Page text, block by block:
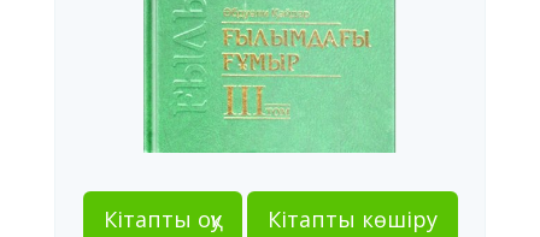
Кітапты оқу
Кітапты көшіру